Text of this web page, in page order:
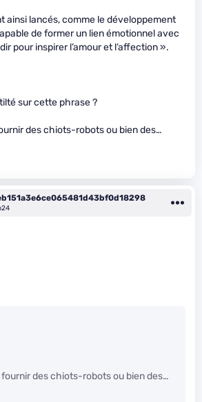
ainsi lancés, comme le développement
de former un lien émotionnel avec
pour inspirer l’amour et l’affection ».
sur cette phrase ?
des chiots-robots ou bien des…
des chiots-robots ou bien des…